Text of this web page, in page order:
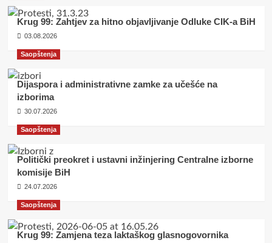
Krug 99: Zahtjev za hitno objavljivanje Odluke CIK-a BiH
03.08.2026
Saopštenja
Dijaspora i administrativne zamke za učešće na
izborima
30.07.2026
Saopštenja
Politički preokret i ustavni inžinjering Centralne izborne
komisije BiH
24.07.2026
Saopštenja
Krug 99: Zamjena teza laktaškog glasnogovornika